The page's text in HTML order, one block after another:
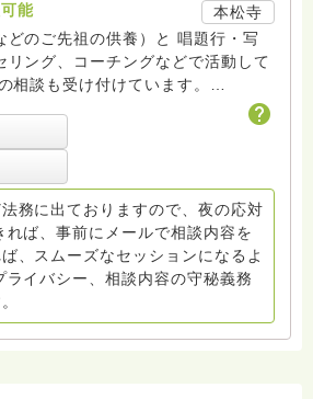
能
本松寺
どのご先祖の供養）と 唱題行・写
リング、コーチングなどで活動して
相談も受け付けています。
のフォローアップはメールで致して
ルでお問い合わせください。また面
セラピーをご希望の方もメールで
へどうぞ。
務に出ておりますので、夜の応対
れば、事前にメールで相談内容を
、スムーズなセッションになるよ
ライバシー、相談内容の守秘義務